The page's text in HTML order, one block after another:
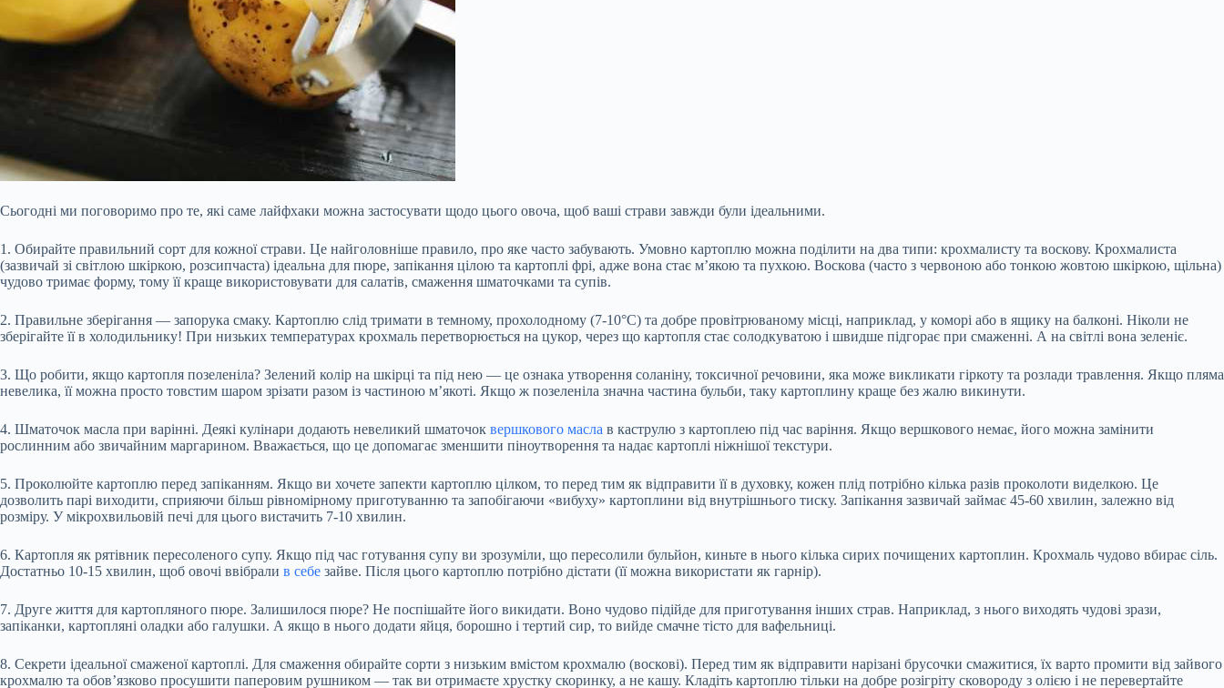
Сьогодні ми поговоримо про те, які саме лайфхаки можна застосувати щодо цього овоча, щоб ваші страви завжди були ідеальними.
1. Обирайте правильний сорт для кожної страви. Це найголовніше правило, про яке часто забувають. Умовно картоплю можна поділити на два типи: крохмалисту та воскову. Крохмалиста
(зазвичай зі світлою шкіркою, розсипчаста) ідеальна для пюре, запікання цілою та картоплі фрі, адже вона стає м’якою та пухкою. Воскова (часто з червоною або тонкою жовтою шкіркою, щільна)
чудово тримає форму, тому її краще використовувати для салатів, смаження шматочками та супів.
2. Правильне зберігання — запорука смаку. Картоплю слід тримати в темному, прохолодному (7-10°C) та добре провітрюваному місці, наприклад, у коморі або в ящику на балконі. Ніколи не
зберігайте її в холодильнику! При низьких температурах крохмаль перетворюється на цукор, через що картопля стає солодкуватою і швидше підгорає при смаженні. А на світлі вона зеленіє.
3. Що робити, якщо картопля позеленіла? Зелений колір на шкірці та під нею — це ознака утворення соланіну, токсичної речовини, яка може викликати гіркоту та розлади травлення. Якщо пляма
невелика, її можна просто товстим шаром зрізати разом із частиною м’якоті. Якщо ж позеленіла значна частина бульби, таку картоплину краще без жалю викинути.
4. Шматочок масла при варінні. Деякі кулінари додають невеликий шматочок вершкового масла в каструлю з картоплею під час варіння. Якщо вершкового немає, його можна замінити
рослинним або звичайним маргарином. Вважається, що це допомагає зменшити піноутворення та надає картоплі ніжнішої текстури.
5. Проколюйте картоплю перед запіканням. Якщо ви хочете запекти картоплю цілком, то перед тим як відправити її в духовку, кожен плід потрібно кілька разів проколоти виделкою. Це
дозволить парі виходити, сприяючи більш рівномірному приготуванню та запобігаючи «вибуху» картоплини від внутрішнього тиску. Запікання зазвичай займає 45-60 хвилин, залежно від
розміру. У мікрохвильовій печі для цього вистачить 7-10 хвилин.
6. Картопля як рятівник пересоленого супу. Якщо під час готування супу ви зрозуміли, що пересолили бульйон, киньте в нього кілька сирих почищених картоплин. Крохмаль чудово вбирає сіль.
Достатньо 10-15 хвилин, щоб овочі ввібрали в себе зайве. Після цього картоплю потрібно дістати (її можна використати як гарнір).
7. Друге життя для картопляного пюре. Залишилося пюре? Не поспішайте його викидати. Воно чудово підійде для приготування інших страв. Наприклад, з нього виходять чудові зрази,
запіканки, картопляні оладки або галушки. А якщо в нього додати яйця, борошно і тертий сир, то вийде смачне тісто для вафельниці.
8. Секрети ідеальної смаженої картоплі. Для смаження обирайте сорти з низьким вмістом крохмалю (воскові). Перед тим як відправити нарізані брусочки смажитися, їх варто промити від зайвого
крохмалю та обов’язково просушити паперовим рушником — так ви отримаєте хрустку скоринку, а не кашу. Кладіть картоплю тільки на добре розігріту сковороду з олією і не перевертайте